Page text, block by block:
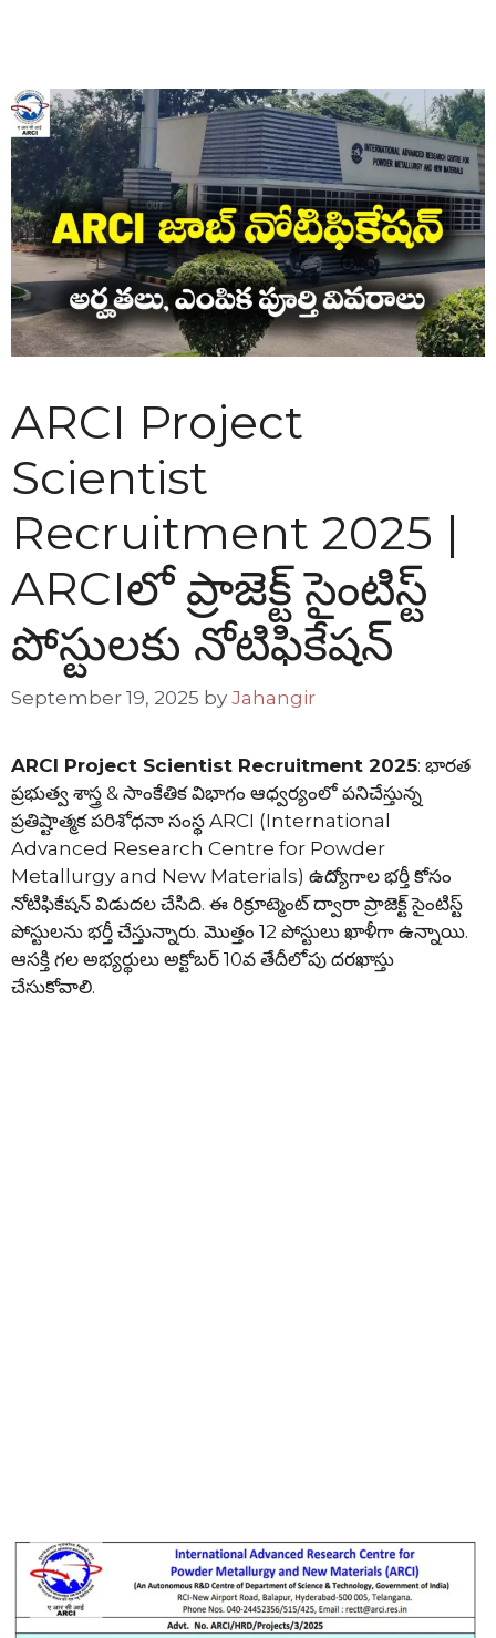
ARCI Project
Scientist
Recruitment 2025 |
ARCIలో ప్రాజెక్ట్ సైంటిస్ట్
పోస్టులకు నోటిఫికేషన్
September 19, 2025 by Jahangir
ARCI Project Scientist Recruitment 2025: భారత
ప్రభుత్వ శాస్త్ర & సాంకేతిక విభాగం ఆధ్వర్యంలో పనిచేస్తున్న
ప్రతిష్టాత్మక పరిశోధనా సంస్థ ARCI (International
Advanced Research Centre for Powder
Metallurgy and New Materials) ఉద్యోగాల భర్తీ కోసం
నోటిఫికేషన్ విడుదల చేసిది. ఈ రిక్రూట్మెంట్ ద్వారా ప్రాజెక్ట్ సైంటిస్ట్
పోస్టులను భర్తీ చేస్తున్నారు. మొత్తం 12 పోస్టులు ఖాళీగా ఉన్నాయి.
ఆసక్తి గల అభ్యర్థులు అక్టోబర్ 10వ తేదీలోపు దరఖాస్తు
చేసుకోవాలి.